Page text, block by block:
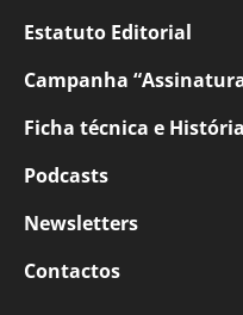
Estatuto Editorial
Campanha
Ficha técnica e História
Podcasts
Newsletters
Contactos